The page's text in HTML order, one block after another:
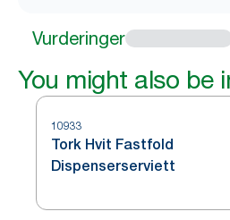
Vurderinger
You might also be
10933
Tork Hvit Fastfold
Dispenserserviett